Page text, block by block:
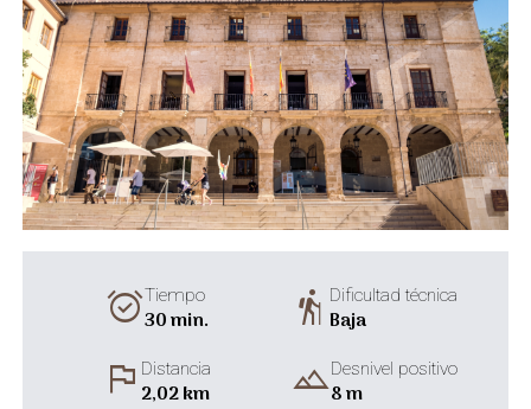
alarm_onTiempo
30 min. hikingDificultad técnica
Baja
flag Distancia
2,02 km landscapeDesnivel positivo
8 m